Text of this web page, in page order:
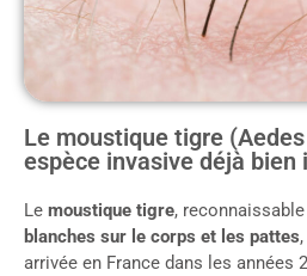
Le moustique tigre
espèce invasive déjà
Le moustique tigre,
blanches sur le corps et les pattes
arrivée en France dans les années